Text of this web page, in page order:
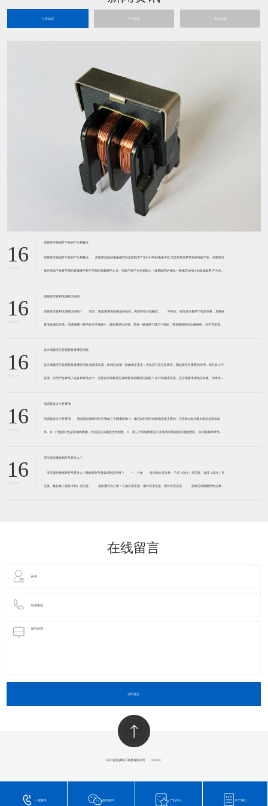
公司动态 行业资讯 常见问题
16
高频变压器磁芯干扰的产生和解决
高频变压器磁芯干扰的产生和解决 高频变压器的电磁兼容性是指既不产生对外界的电磁干扰,又能承受外界带来的电磁干扰。高频变压
器的电磁干扰有可闻的音频噪声和不可闻的高频噪声之分。电磁干扰产生的原因之一就是磁芯的伸缩,一般磁芯伸缩大的软磁材料,产生的电
16
高频变压器和电感有区别吗
高频变压器和电感有区别吗？ 同点：都是用漆包线缠成的线包，内部有铁心或磁芯。 不同点：变压器主要用于电压变换，其根据
是电磁感应定律。电感线圈一般用在电子线路中，根据是楞次定律。前者一般有两个或三个绕组，有初级绕组和次级绕组，对于升压变压
16
设计高频变压器需要具有哪些功能
设计高频变压器需要具有哪些功能 高频变压器，给我们的第一印象便是变压，无论是升压还是降压，都起着至关重要的作用，而且其小巧
轻便，应用于各种电子设备和家电之中，但是设计高频变压器时要考虑哪些问题呢？ 设计高频变压器，至少需要考虑电压转换、功率传输
16
电感器设计注意事项
电感器设计注意事项 电感器的频率特性主要由三个因素影响 A、磁芯材料损耗的影响是最主要的，它导致Q值从最大值后呈现负斜
率。 B、介电损耗也是影响的因素，特别是在高频段尤为明显。 C、第三个影响因素是分布电容和电感的自谐振效应。 自谐振频率对电感
16
变压器的规格和型号是什么？
变压器的规格和型号是什么？规格和型号是如何制定的呀？ 一、分类 按冷却方式分类：干式（自冷）变压器、油浸（自冷）变
压器、氟化物（蒸发冷却）变压器。 按防潮方式分类：开放式变压器、灌封式变压器、密封式变压器。 按铁芯或线圈结构分类：
在线留言
立即提交
四川省玺诚电子科技有限公司 ​©2023
一键拨号 微信咨询 产品中心 关于我们